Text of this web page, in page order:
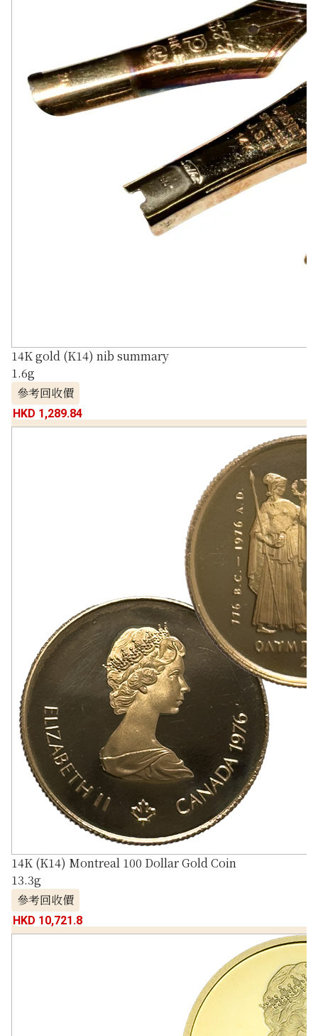
14K gold (K14) nib summary
1.6g
參考回收價
HKD 1,289.84
14K (K14) Montreal 100 Dollar Gold Coin
13.3g
參考回收價
HKD 10,721.8